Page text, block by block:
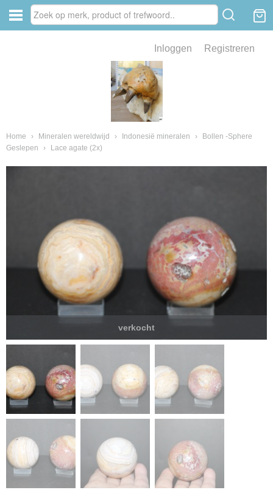
Inloggen Registreren
Home › Mineralen wereldwijd › Indonesië mineralen ›
Bollen -Sphere
Geslepen
› Lace agate (2x)
verkocht
van fossielen en mineralen